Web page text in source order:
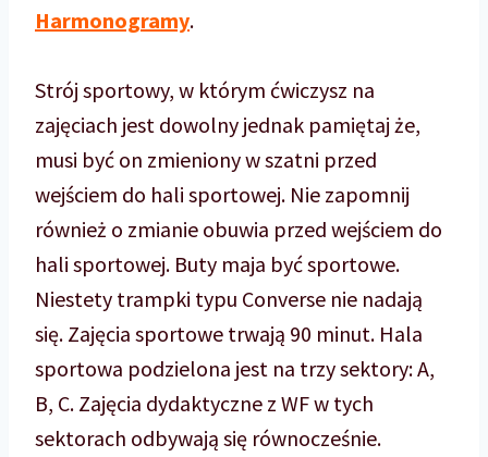
Harmonogramy.
Strój sportowy, w którym ćwiczysz na
zajęciach jest dowolny jednak pamiętaj że,
musi być on zmieniony w szatni przed
wejściem do hali sportowej. Nie zapomnij
również o zmianie obuwia przed wejściem do
hali sportowej. Buty maja być sportowe.
Niestety trampki typu Converse nie nadają
się. Zajęcia sportowe trwają 90 minut. Hala
sportowa podzielona jest na trzy sektory: A,
B, C. Zajęcia dydaktyczne z WF w tych
sektorach odbywają się równocześnie.